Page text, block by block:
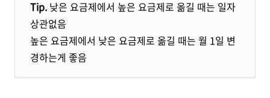
Tip. 낮은 요금제에서 높은 요금제로 옮길 때는 일자
상관없음
높은 요금제에서 낮은 요금제로 옮길 때는 월 1일 변
경하는게 좋음